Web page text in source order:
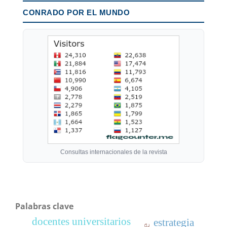
CONRADO POR EL MUNDO
Consultas internacionales de la revista
Palabras clave
docentes universitarios estrategia